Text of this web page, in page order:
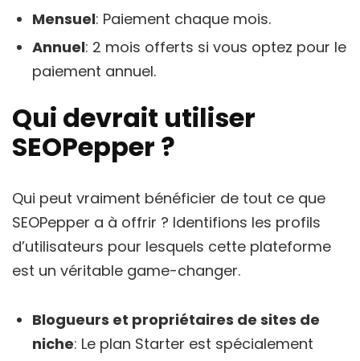
Mensuel: Paiement chaque mois.
Annuel: 2 mois offerts si vous optez pour le
paiement annuel.
Qui devrait utiliser
SEOPepper ?
Qui peut vraiment bénéficier de tout ce que
SEOPepper a à offrir ? Identifions les profils
d’utilisateurs pour lesquels cette plateforme
est un véritable game-changer.
Blogueurs et propriétaires de sites de
niche: Le plan Starter est spécialement